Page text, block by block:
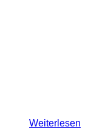
Weiterlesen